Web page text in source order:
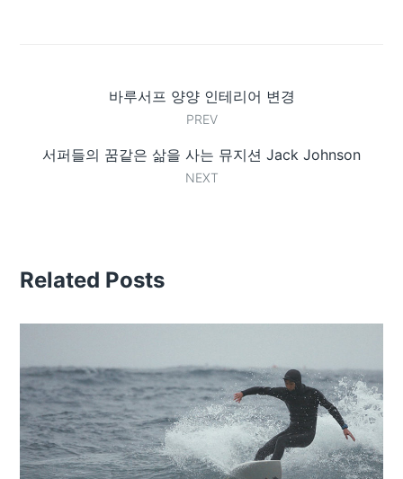
바루서프 양양 인테리어 변경
PREV
서퍼들의 꿈같은 삶을 사는 뮤지션 Jack Johnson
NEXT
Related Posts